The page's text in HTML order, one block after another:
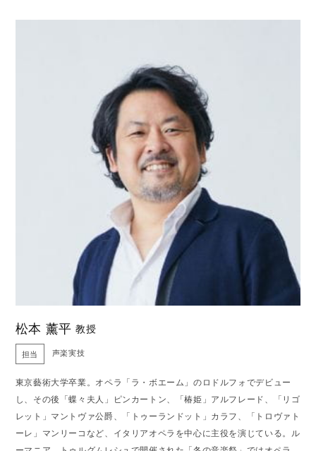
松本 薰平 教授
担当 声楽実技
東京藝術大学卒業。オペラ「ラ・ボエーム」のロドルフォでデビュー
し、その後「蝶々夫人」ピンカートン、「椿姫」アルフレード、「リゴ
レット」マントヴァ公爵、「トゥーランドット」カラフ、「トロヴァト
ーレ」マンリーコなど、イタリアオペラを中心に主役を演じている。ル